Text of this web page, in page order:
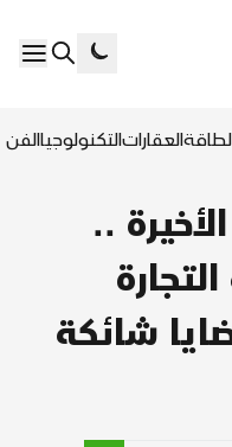
العقاراتالتكنولوجياالفن
..